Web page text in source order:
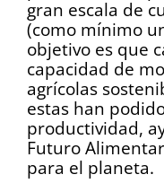
gran escala de
(como mínimo
objetivo es que
capacidad de
agrícolas
estas han
productividad,
Futuro
para el planeta.